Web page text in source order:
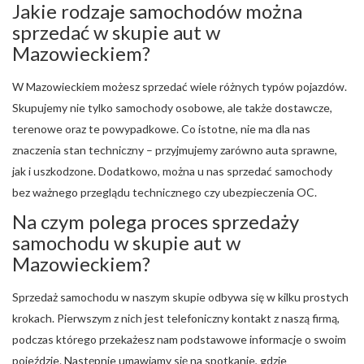
Jakie rodzaje samochodów można
sprzedać w skupie aut w
Mazowieckiem?
W Mazowieckiem możesz sprzedać wiele różnych typów pojazdów.
Skupujemy nie tylko samochody osobowe, ale także dostawcze,
terenowe oraz te powypadkowe. Co istotne, nie ma dla nas
znaczenia stan techniczny – przyjmujemy zarówno auta sprawne,
jak i uszkodzone. Dodatkowo, można u nas sprzedać samochody
bez ważnego przeglądu technicznego czy ubezpieczenia OC.
Na czym polega proces sprzedaży
samochodu w skupie aut w
Mazowieckiem?
Sprzedaż samochodu w naszym skupie odbywa się w kilku prostych
krokach. Pierwszym z nich jest telefoniczny kontakt z naszą firmą,
podczas którego przekażesz nam podstawowe informacje o swoim
pojeździe. Następnie umawiamy się na spotkanie, gdzie